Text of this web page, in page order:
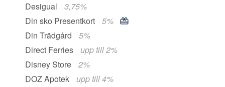
Desigual
3,75%
Din sko Presentkort
5%
Din Trädgård
5%
Direct Ferries
upp till 2%
Disney Store
2%
DOZ Apotek
upp till 4%